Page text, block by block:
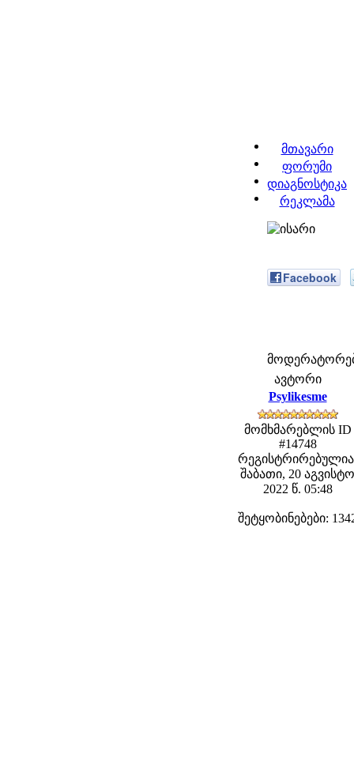
მთავარი
ფორუმი
დიაგნოსტიკა
რეკლამა
Facebook
ავტორი
Psylikesme
მომხმარებლის ID
#14748
შაბათი, 20 აგვისტო
2022 წ. 05:48
შეტყობინებები: